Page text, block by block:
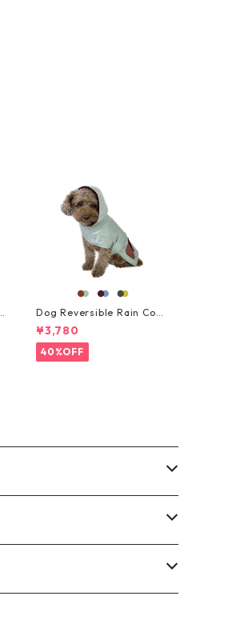
Dog Reversible Rain Coa
t・リバーシブルレインコー
ト ・大型犬用・サイズ 2XL,
3XL
¥3,780
40%OFF